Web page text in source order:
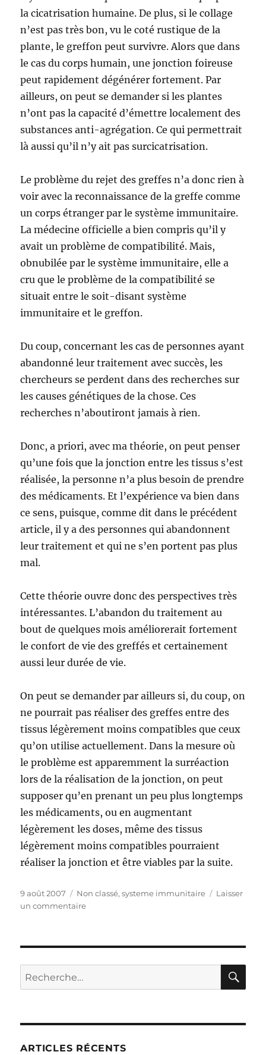
la cicatrisation humaine. De plus, si le collage
n’est pas très bon, vu le coté rustique de la
plante, le greffon peut survivre. Alors que dans
le cas du corps humain, une jonction foireuse
peut rapidement dégénérer fortement. Par
ailleurs, on peut se demander si les plantes
n’ont pas la capacité d’émettre localement des
substances anti-agrégation. Ce qui permettrait
là aussi qu’il n’y ait pas surcicatrisation.
Le problème du rejet des greffes n’a donc rien à
voir avec la reconnaissance de la greffe comme
un corps étranger par le système immunitaire.
La médecine officielle a bien compris qu’il y
avait un problème de compatibilité. Mais,
obnubilée par le système immunitaire, elle a
cru que le problème de la compatibilité se
situait entre le soit-disant système
immunitaire et le greffon.
Du coup, concernant les cas de personnes ayant
abandonné leur traitement avec succès, les
chercheurs se perdent dans des recherches sur
les causes génétiques de la chose. Ces
recherches n’aboutiront jamais à rien.
Donc, a priori, avec ma théorie, on peut penser
qu’une fois que la jonction entre les tissus s’est
réalisée, la personne n’a plus besoin de prendre
des médicaments. Et l’expérience va bien dans
ce sens, puisque, comme dit dans le précédent
article, il y a des personnes qui abandonnent
leur traitement et qui ne s’en portent pas plus
mal.
Cette théorie ouvre donc des perspectives très
intéressantes. L’abandon du traitement au
bout de quelques mois améliorerait fortement
le confort de vie des greffés et certainement
aussi leur durée de vie.
On peut se demander par ailleurs si, du coup, on
ne pourrait pas réaliser des greffes entre des
tissus légèrement moins compatibles que ceux
qu’on utilise actuellement. Dans la mesure où
le problème est apparemment la surréaction
lors de la réalisation de la jonction, on peut
supposer qu’en prenant un peu plus longtemps
les médicaments, ou en augmentant
légèrement les doses, même des tissus
légèrement moins compatibles pourraient
réaliser la jonction et être viables par la suite.
Publié
le
9 août 2007 Catégories
Non classé,systeme immunitaire
Laisser
un commentaire
vision
le
vraie
Recherche
pour :
ARTICLES RÉCENTS